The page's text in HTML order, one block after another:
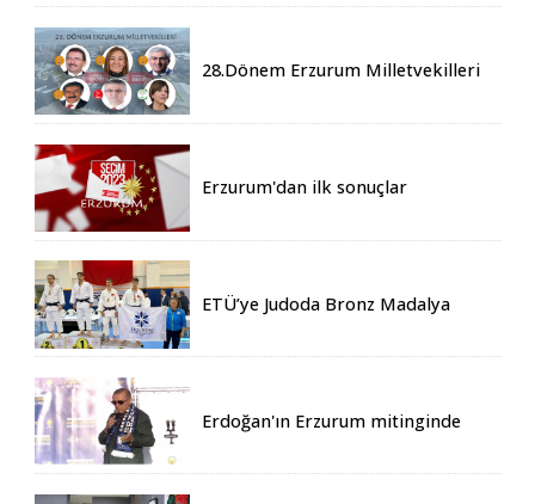
28.Dönem Erzurum Milletvekilleri
Erzurum'dan ilk sonuçlar
ETÜ’ye Judoda Bronz Madalya
Erdoğan'ın Erzurum mitinginde